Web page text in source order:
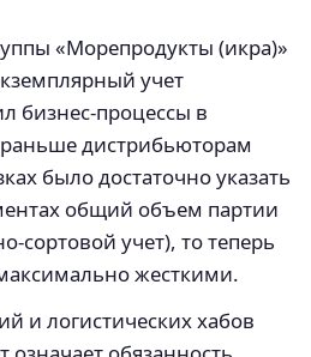
«Морепродукты (икра)»
учет
бизнес-процессы в
дистрибьюторам
было достаточно указать
общий объем партии
сортовой учет), то теперь
жесткими.
и логистических хабов